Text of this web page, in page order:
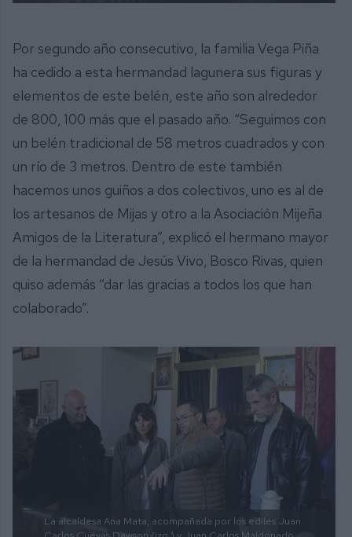
Por segundo año consecutivo, la familia Vega Piña
ha cedido a esta hermandad lagunera sus figuras y
elementos de este belén, este año son alrededor
de 800, 100 más que el pasado año. “Seguimos con
un belén tradicional de 58 metros cuadrados y con
un río de 3 metros. Dentro de este también
hacemos unos guiños a dos colectivos, uno es al de
los artesanos de Mijas y otro a la Asociación Mijeña
Amigos de la Literatura”, explicó el hermano mayor
de la hermandad de Jesús Vivo, Bosco Rivas, quien
quiso además “dar las gracias a todos los que han
colaborado”.
La alcaldesa Ana Mata, acompañada por los ediles Juan